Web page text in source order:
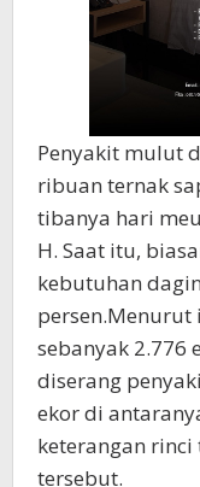
Penyakit mulut
ribuan ternak
tibanya hari
H. Saat itu,
kebutuhan
persen.Menurut
sebanyak 2.776
diserang
ekor di
keterangan
tersebut.